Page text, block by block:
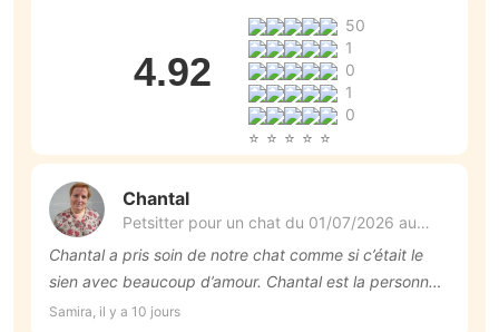
4.92
50
1
0
1
0
Chantal
Petsitter pour un chat du 01/07/2026 au
26/07/2026
Chantal a pris soin de notre chat comme si c’était le
sien avec beaucoup d’amour. Chantal est la personne
idéale si vous devez faire garder votre animal de
Samira, il y a 10 jours